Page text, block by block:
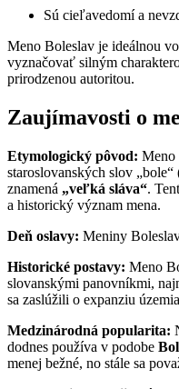
Sú cieľavedomí a
Meno Boleslav je ideálnou
vyznačovať silným
prirodzenou autoritou.
Zaujímavosti o
Etymologický pôvod: Meno
staroslovanských slov
znamená „veľká sláva“.
a historický význam mena.
Deň oslavy: Meniny
Historické postavy: Meno
slovanskými panovníkmi,
sa zaslúžili o expanziu
Medzinárodná popularita:
dodnes používa v podobe
menej bežné, no stále sa